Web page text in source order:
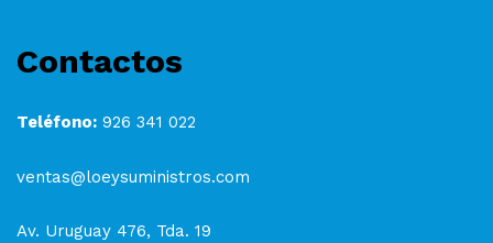
Contactos
Teléfono: 926 341 022
ventas@loeysuministros.com
Av. Uruguay 476, Tda. 19